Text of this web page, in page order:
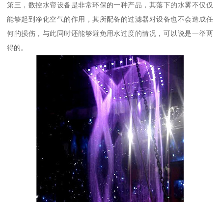
第三，数控水帘设备是非常环保的一种产品，其落下的水雾不仅仅
能够起到净化空气的作用，其所配备的过滤器对设备也不会造成任
何的损伤，与此同时还能够避免用水过度的情况，可以说是一举两
得的。